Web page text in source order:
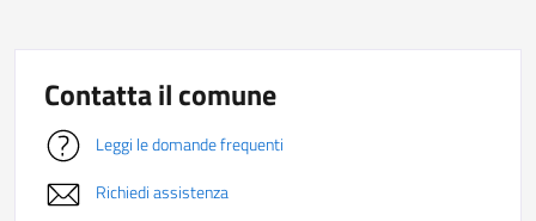
Contatta il comune
Leggi le domande frequenti
Richiedi assistenza